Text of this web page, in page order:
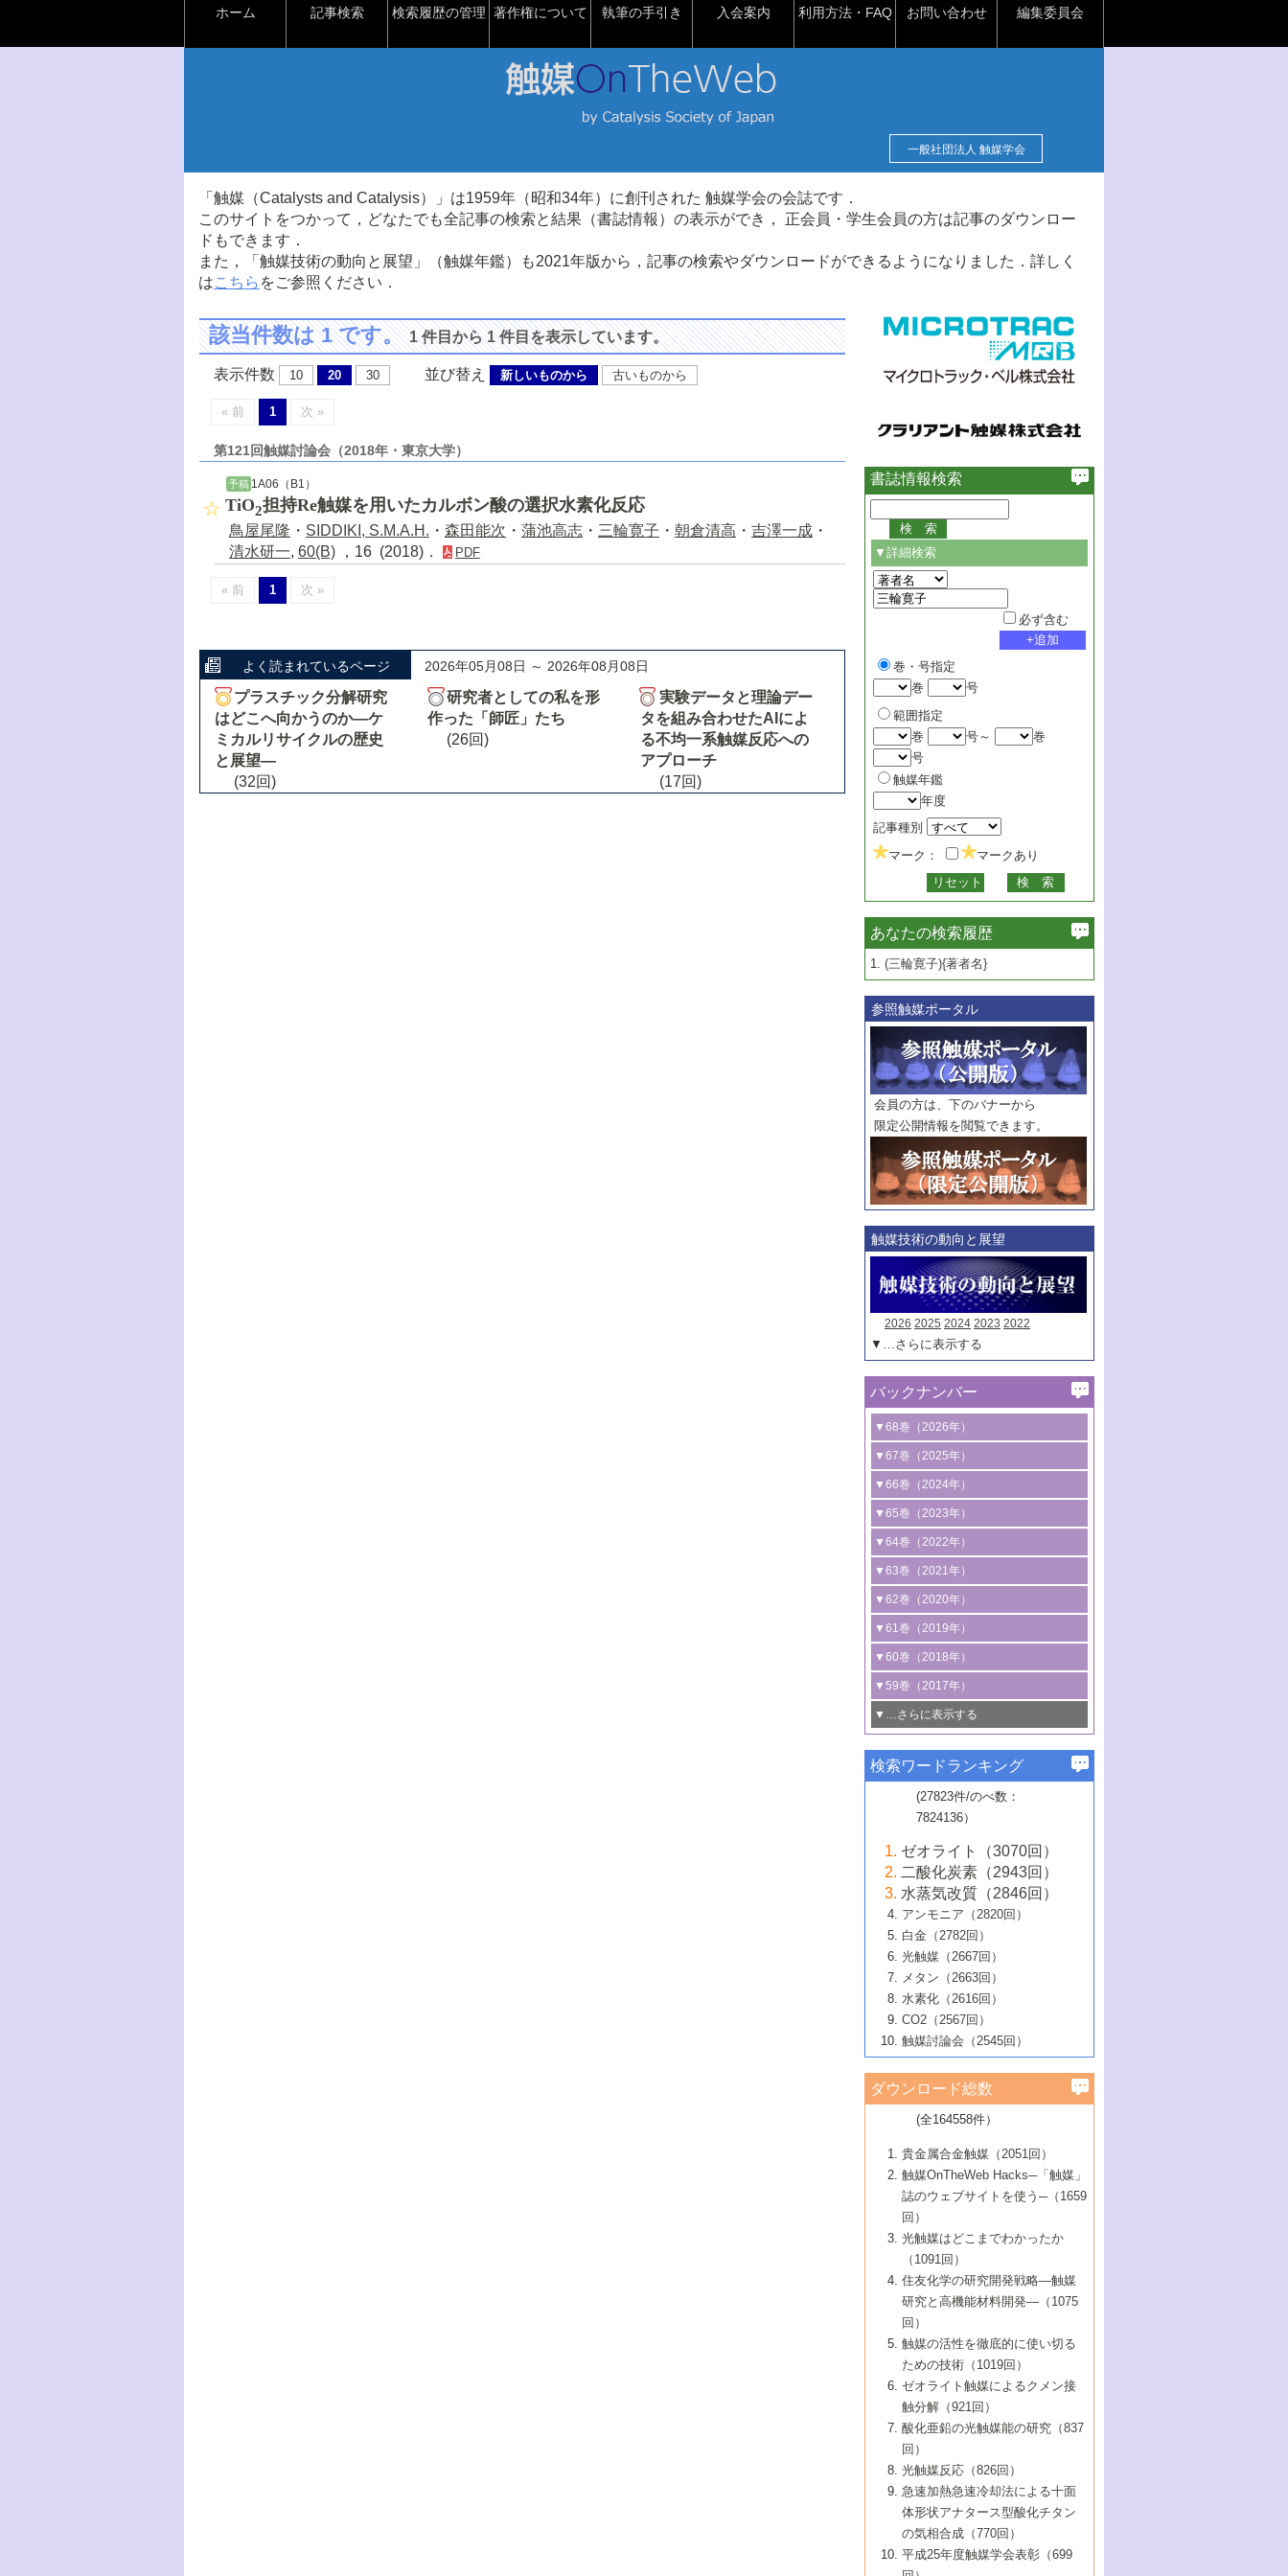
ホーム 記事検索 検索履歴の管理 著作権について 執筆の手引き 入会案内 利用方法・FAQ お問い合わせ 編集委員会
一般社団法人 触媒学会
「触媒（Catalysts and Catalysis）」は1959年（昭和34年）に創刊された 触媒学会の会誌です．
このサイトをつかって，どなたでも全記事の検索と結果（書誌情報）の表示ができ， 正会員・学生会員の方は記事のダウンロー
ドもできます．
また，「触媒技術の動向と展望」（触媒年鑑）も2021年版から，記事の検索やダウンロードができるようになりました．詳しく
はこちら をご参照ください．
該当件数は 1 です。1 件目から 1 件目を表示しています。
表示件数 10 20 30 並び替え 新しいものから 古いものから
« 前 1 次 »
第121回触媒討論会（2018年・東京大学）
予稿 1A06（B1）
TiO2担持Re触媒を用いたカルボン酸の選択水素化反応
鳥屋尾隆 ・ SIDDIKI, S.M.A.H. ・ 森田能次 ・ 蒲池高志 ・ 三輪寛子 ・ 朝倉清高 ・ 吉澤一成 ・
清水研一, 60(B) ，16 (2018)． PDF
« 前 1 次 »
よく読まれているページ 2026年05月08日 ～ 2026年08月08日
プラスチック分解研究
はどこへ向かうのか―ケ
ミカルリサイクルの歴史
と展望―
(32回)
研究者としての私を形
作った「師匠」たち
(26回)
実験データと理論デー
タを組み合わせたAIによ
る不均一系触媒反応への
アプローチ
(17回)
書誌情報検索
▼詳細検索
必ず含む
巻・号指定
巻
号
範囲指定
巻
号～
巻
号
触媒年鑑
年度
記事種別
マーク：
マークあり
あなたの検索履歴
1. (三輪寛子){著者名}
参照触媒ポータル
会員の方は、下のバナーから
限定公開情報を閲覧できます。
触媒技術の動向と展望
2026 2025 2024 2023 2022
▼…さらに表示する
バックナンバー
▼68巻（2026年）
1号 過酸化水素合成に関する研究動向
2号 コンピューター技術により加速する
触媒開発
3号 有機分子変換やCO 資源化のための
光触媒に関する最近の研究
B号 第137回触媒討論会（2026年）
▼67巻（2025年）
1号 CO
水素化によるグリーン燃料/グリ
ーンケミカル製造
2号 水素製造のための水分解技術に関す
る最近の研究
3号 オレフィン系樹脂の精密合成に関す
る最新技術
4号 アルコール類の効率的変換を実現す
る非貴金属触媒の研究動向
5号 ゼオライトの合成と応用における研
究動向
6号 ヘテロ接合界面
B号 第135回触媒討論会（2025年）
▼66巻（2024年）
1号 低次元ナノ構造を有する触媒材料
2号 規制反応場を活用した固体触媒研究
の新展開
3号 未踏分子変換を目指した酸化触媒プ
ロセスの最前線
4号 シンクロトロン放射光および中性子
線を利用した触媒解析技術の最先端
5号 単原子触媒
6号 参照触媒委員会からのお知らせ
B号 第133回触媒討論会（2023年）
▼65巻（2023年）
1号 炭素が関わる触媒機能
2号 プラスチックケミカルリサイクルの
ための触媒技術
3号 非酸化物系金属化合物を基盤とした
触媒材料の開発
4号 格子酸素・格子酸素欠陥を利用した
触媒反応
5号 生体触媒によるエネルギー変換反応
6号 窒素とリンの循環のための触媒・機
能性材料
▼64巻（2022年）
1号 合成ガス製造とCOを用いるケミカル
ズ合成の最新動向
2号 化学品合成のための合金触媒開発
3号 CO の排出削減および有効活用のた
めの触媒技術
4号 若手による情報発信企画～とびたて
若き触媒の研究者たち～（1）
若き触媒の研究者たち～（2）
6号 石油のノーブル・ユースを志向した
触媒技術
大学：オンライン・対面開催）
▼63巻（2021年）
1号 金触媒の新展開
2号 ペロブスカイト
3号 特殊反応場を利用した触媒的分子変
換反応
4号 多孔質材料を用いた触媒の新展開
5号 情報学的手法を用いた触媒開発
6号 カーボンニュートラルに向けた電解
技術
B号 第127回触媒討論会（2021年・オン
ライン開催(Zoom)のみ）
▼62巻（2020年）
1号 触媒設計を拓く欠陥構造のキャラク
タリゼーション
2号 機能化学品製造に資するクリーンな
触媒的酸化反応
3号 水処理のための触媒化学
4号 光触媒を用いた水分解の最新の研究
動向
5号 次世代の触媒プロセスを支えるマイ
6号 メタン転換技術の最新動向
B号 第125回触媒討論会（2020年・工学
院大学）
▼61巻（2019年）
1号 物質移動制御に着目した触媒プロセ
ス開発
2号 CO2 フリー水素サプライチェーンに
関わる触媒開発動向
3号 精密高分子合成に関する最近の研究
動向
4号 バイオマス化成品製造のための触媒
5号 固体触媒による含窒素有機化合物変
換の最前線
6号 貴金属使用量低減に向けた自動車排
ガス浄化触媒の開発
B号 第123回触媒討論会（2019年・大阪
▼60巻（2018年）
1号 固体酸触媒の最新の研究動向
2号 二酸化炭素からの有用化学品合成
3号 ナノ粒子・クラスター触媒の最前線
4号 60周年記念企画
5号 進化するゼオライト合成技術
6号 非貴金属系触媒における電気化学的
B号 第121回触媒討論会（2018年・東京
大学）
▼59巻（2017年）
1号 いたるところに，触媒
最先端技術
3号 無機分離膜材料の開発と触媒反応プ
ロセスへの適用
5号 水素のふるまいを解き明かす最先端
研究
6号 低級アルカンの有効利用のための触
媒技術
B号 第119回触媒討論会（2017年・首都
大学東京）
▼…さらに表示する
1号 ユニークな構造の高分子を生み出す触
2号 リグニンからの化成品製造に向けた触
媒技術
3号 触媒研究の最先端～とびたて若き研究
者たち～（1）
4号 触媒研究の最先端～とびたて若き研究
者たち～（2）
5号 触媒研究の最先端～とびたて若き研究
者たち～（3）
6号 イオニクス材料と燃料電池・電解合成
の最新の研究動向
B号 第117回触媒討論会（2016年・大阪府
立大学）
▼57巻（2015年）
1号 水素キャリアにかかわる触媒技術の新
2号 石油精製用触媒の最近の進展
3号 固体酸化物形燃料電池（SOFC）におけ
るアノード触媒上での燃料直接改質技術
4号 コアシェル構造の制御による触媒機能
5号 工業触媒およびその周辺技術の最近の
進歩
6号 ナノシート
B号 第115回触媒討論会（2015年・成蹊大
▼56巻（2014年）
2号 光触媒反応機構に関する最新の研究動
向
開発動向
4号 人工光合成に向けた近年のアプローチ
5号 未利用熱エネルギーの有効活用に貢献
する触媒技術
6号 ポリオキソメタレート
B号 第113回触媒討論会（2014年・ロワジ
ールホテル豊橋）
1号 高耐久性燃料電池システム用触媒にお
ける新展開
2号 リビングラジカル重合の最近の動向
3号 天然ガスの化学工業的展開に関する触
媒技術
4号 貴金属触媒の精密構造制御とその活用
5号 バイオマス化成品製造のための固体触
6号 ナノ空間─吸着状態解析から新機能開拓
B号 第111回触媒討論会（2013年・関西大
▼54巻（2012年）
1号 規則性多孔体の利用技術における最近
の進歩
2号 第109回触媒討論会
3号 貴金属低減技術の最新動向
4号 貴金属代替技術の最新動向
5号 光触媒による物質変換反応の新展開
6号 グラフェン
7号 水素を利用する化成品合成の新潮流
▼53巻（2011年）
1号 金属学から見る合金触媒の新展開
2号 第107回触媒討論会
3号 触媒のその場観察法の進歩（１）
4号 触媒のその場観察法の進歩（２）
5号 不活性結合の触媒的活性化による有機
合成
6号 新しい固体酸触媒技術
7号 ゼオライト合成における最近の進歩
▼52巻（2010年）
1号 触媒の劣化対策と長寿命触媒開発
2号 第105回触媒討論会
3号 ナノ構造が拓く新機能
4号 活性サイトおよびその環境の精密な設
計による触媒の高機能化
5号 触媒を有効に使うための技術
7号 有機分子触媒による精密有機合成
8号 高機能化ポリオレフィンに向けた重合
触媒の最近の進展
1号 炭素材料－熱い注目を集める材料－
2号 第103回触媒討論会
3号 環境浄化用光触媒の現状と課題
4号 水素社会の実現に向けた水素製造・貯
蔵技術の進歩
5号 CO2が関わる触媒・材料
7号 持続可能社会実現のための触媒および
触媒関連技術
▼50巻（2008年）
1号 触媒化学と学会のこの10年，半世紀，
そして未来
2号 第101回触媒討論会
4号 錯体を利用したユニークな表面構造の
構築と機能
5号 若手会員による触媒研究の未来展望1：
企業編
6号 第102回触媒討論会
7号 触媒・化学反応における計算化学の進
8号 若手研究者による触媒研究の未来展望
2：大学・研究所編
▼49巻（2007年）
1号 含フッ素化合物の合成と触媒
2号 第99回触媒討論会
3号 実用的ファインケミカル合成プロセス
を実現する触媒
5号 こんな物質，あんな物質―新たな触媒
の可能性―
7号 『結晶の化学』を活かした触媒研究
8号 イオン液体の応用
▼48巻（2006年）
1号 固体酸触媒の最近の進歩
2号 第97回触媒討論会
3号 リビング重合触媒の最近の展開
5号 水素製造・貯蔵のための触媒技術の新
しい展開
6号 第98回触媒討論会
7号 基礎化学品製造の触媒技術
8号 多機能型リアクター
1号 最近の触媒担体とその効果
2号 第95回触媒討論会
4号 水分解用光触媒材料
5号 時間分解分光の進歩と応用
6号 第96回触媒討論会
8号 超臨界流体を用いた化学プロセスの新
▼46巻（2004年）
1号 部分酸化反応触媒の最前線
2号 第93回触媒討論会
3号 特殊エネルギー場の触媒反応
4号 生体内における金属の触媒作用
5号 ファインケミカルズの展開に寄与する
6号 第94回触媒討論会
7号 サブナノレベルでみた新しい表面現象
8号 オレフィン重合触媒の新たな展
▼45巻（2003年）
1号 なぜこの触媒が良いのか？
2号 第91回触媒討論会
3号 最近の自動車排ガス処理技術
4号 触媒研究の現状と将来─第90回触媒討論
5号 基礎化学品製造の触媒技術
6号 第92回触媒討論会
7号 基礎化学品製造の触媒技術
8号 資源の循環と触媒技術
▼44巻（2002年）
1号 高次制御された触媒の化学
2号 第89回触媒討論会
3号 触媒を利用した電気化学の新展開
4号 ナノ材料の調製と機能化
5号 こんな触媒が欲しい
6号 第90回触媒討論会
7号 触媒研究と学術雑誌/情報
8号 若い世代からみた触媒化学の現状と未
▼43巻（2001年）
1号 グリーンケミストリーと触媒
2号 第87回触媒討論会特集号
3号 生体触媒とバイオプロセス
4号 水素製造・利用の触媒化学
5号 触媒研究における新しい切り口：コン
ビナトリアルケミストリー
6号 第88回触媒討論会特集号
7号 企業における触媒研究のブレークスル
8号 この材料を触媒として使ってみません
▼42巻（2000年）
1号 触媒反応工学の明日を拓く
2号 第85回触媒討論会
3号 反応ダイナミクス
5号 触媒のおもしろさをどのように伝える
6号 第86回触媒討論会
7号 水素化精製触媒の新しい展開
8号 新しい反応性と機能性を目指した金属
クラスタ-化学
▼41巻（1999年）
1号 孔、穴、あな?-特異な空間とその利用-
2号 第83回触媒討論会
3号 均一系触媒反応最前線
4号 実用炭素材料の新展開
5号 研究の方法論を考える
7号 機能性金属材料と触媒
8号 触媒研究へのNMRの応用と展望
▼40巻（1998年）
進展と21世紀への提言/創立40周年記念・触
媒学会この10年の歩みとこれから/創立40周
2号 第81回触媒討論会
3号 計算機触媒化学へのさそい
4号 触媒劣化の制御と予測
5号 最新の実用プロセスと触媒
6号 第82回触媒討論会
7号 ナノ構造体の化学
8号 あの反応は今
1号 均一系と不均一系触媒反応-その特徴と
接点
2号 第79回触媒討論会
3号 最新NO除去触媒の実用化研究
4号 新しい反応場を目指した触媒調製
5号 反応・分離技術の新しい展開
6号 第80回触媒討論会
8号 AFMでみる世界
▼38巻（1996年）
1号 触媒の構造と触媒作用/C1化学を中心と
する21世紀への触媒
3号 オリンピックメダル:金・銀・銅はどん
な触媒作用を示すか
4号 触媒作用における機能の複合化
5号 未来を拓け！若手研究者
6号 第78回触媒討論会
7号 ダイナミックな領域への触媒研究の展
開/C1化学を中心とする21世紀への触媒
▼37巻（1995年）
1号 ファインケミカルズと固体触媒
2号 第75回触媒討論会
3号 希土類を利用した触媒
4号 触媒とリサイクル
5号 エネルギー変換触媒
6号 第76回触媒討論会
7号 表面吸着相の新しい展開
8号 マイクロポーラス・クリスタル触媒の
▼36巻（1994年）
1号 電気化学と触媒
2号 第73回触媒討論会
3号 C4化学の展開
4号 《通常号》
5号 《通常号》
6号 第74回触媒討論会
▼35巻（1993年）
1号 工業触媒開発マニュアル―探索から工
業化まで
2号 第71回触媒討論会
3号 研究開発のうらおもて―着想と展開
4号 触媒劣化と寿命の予測
5号 環境に優しい触媒
▼34巻（1992年）
1号 インパクトを与えたこの研究
2号 第69回触媒討論会
3号 ケミカルズ合成触媒―新しい展開と応
▼33巻（1991年）
1号 触媒プロセス開発マニュアル―探索か
ら工業化まで，知っておきたいこと PartII
2号 第67回触媒討論会
▼32巻（1990年）
1号 21世紀に向けて触媒研究の飛躍をめざ
す―触媒化学の裾野を広げよう
2号 第65回触媒討論会
▼31巻（1989年）
1号 情報科学と反応設計・材料設計
▼30巻（1988年）
検索ワードランキング
(27823件/のべ数：
7824136）
ゼオライト（3070回）
二酸化炭素（2943回）
水蒸気改質（2846回）
アンモニア（2820回）
白金（2782回）
光触媒（2667回）
メタン（2663回）
水素化（2616回）
CO2（2567回）
触媒討論会（2545回）
ダウンロード総数
(全164558件）
貴金属合金触媒（2051回）
触媒OnTheWeb Hacks─「触媒」
誌のウェブサイトを使う─（1659
回）
光触媒はどこまでわかったか
（1091回）
住友化学の研究開発戦略―触媒
研究と高機能材料開発―（1075
回）
触媒の活性を徹底的に使い切る
ための技術（1019回）
ゼオライト触媒によるクメン接
触分解（921回）
酸化亜鉛の光触媒能の研究（837
回）
光触媒反応（826回）
急速加熱急速冷却法による十面
体形状アナタース型酸化チタン
の気相合成（770回）
平成25年度触媒学会表彰（699